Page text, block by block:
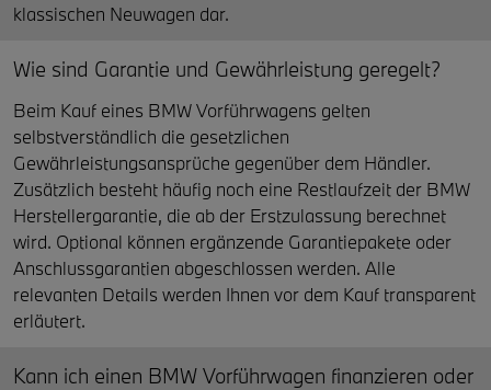
klassischen Neuwagen dar.
Wie sind Garantie und Gewährleistung geregelt?
Beim Kauf eines BMW Vorführwagens gelten
selbstverständlich die gesetzlichen
Gewährleistungsansprüche gegenüber dem Händler.
Zusätzlich besteht häufig noch eine Restlaufzeit der BMW
Herstellergarantie, die ab der Erstzulassung berechnet
wird. Optional können ergänzende Garantiepakete oder
Anschlussgarantien abgeschlossen werden. Alle
relevanten Details werden Ihnen vor dem Kauf transparent
erläutert.
Kann ich einen BMW Vorführwagen finanzieren oder